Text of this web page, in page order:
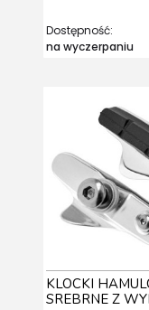
Dostępność:
na wyczerpaniu
KLOCKI
SREBRNE Z